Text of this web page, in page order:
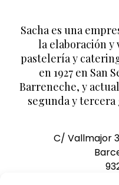
Sacha es una
la elaboración y
pastelería y
en 1927 en San
Barreneche, y
segunda y
C/ Vallmajor